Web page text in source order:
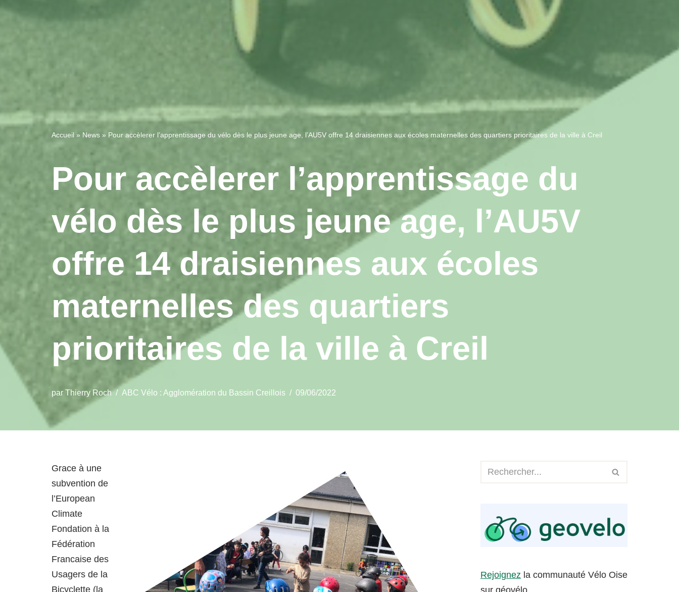
Accueil » News » Pour accèlerer l’apprentissage du vélo dès le plus jeune age, l’AU5V offre 14 draisiennes aux écoles maternelles des quartiers prioritaires de la ville à Creil
Pour accèlerer l’apprentissage du
vélo dès le plus jeune age, l’AU5V
offre 14 draisiennes aux écoles
maternelles des quartiers
prioritaires de la ville à Creil
par Thierry Roch ABC Vélo : Agglomération du Bassin Creillois 09/06/2022
Grace à une
subvention de
l’European
Climate
Fondation à la
Fédération
Francaise des
Usagers de la
Bicyclette (la
Rejoignez la communauté Vélo Oise